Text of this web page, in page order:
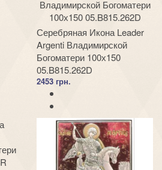
Серебряная Икона Leader
Argenti Владимирской
Богоматери 100х150
05.B815.262D
2453 грн.